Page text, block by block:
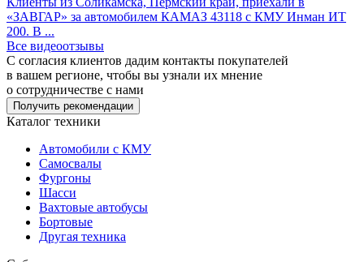
«ЗАВГАР» за автомобилем КАМАЗ 43118 с КМУ Инман ИТ
200. В ...
Все видеоотзывы
С согласия клиентов дадим контакты покупателей
в вашем регионе, чтобы вы узнали их мнение
о сотрудничестве с нами
Получить рекомендации
Каталог техники
Автомобили с КМУ
Самосвалы
Фургоны
Шасси
Вахтовые автобусы
Бортовые
Другая техника